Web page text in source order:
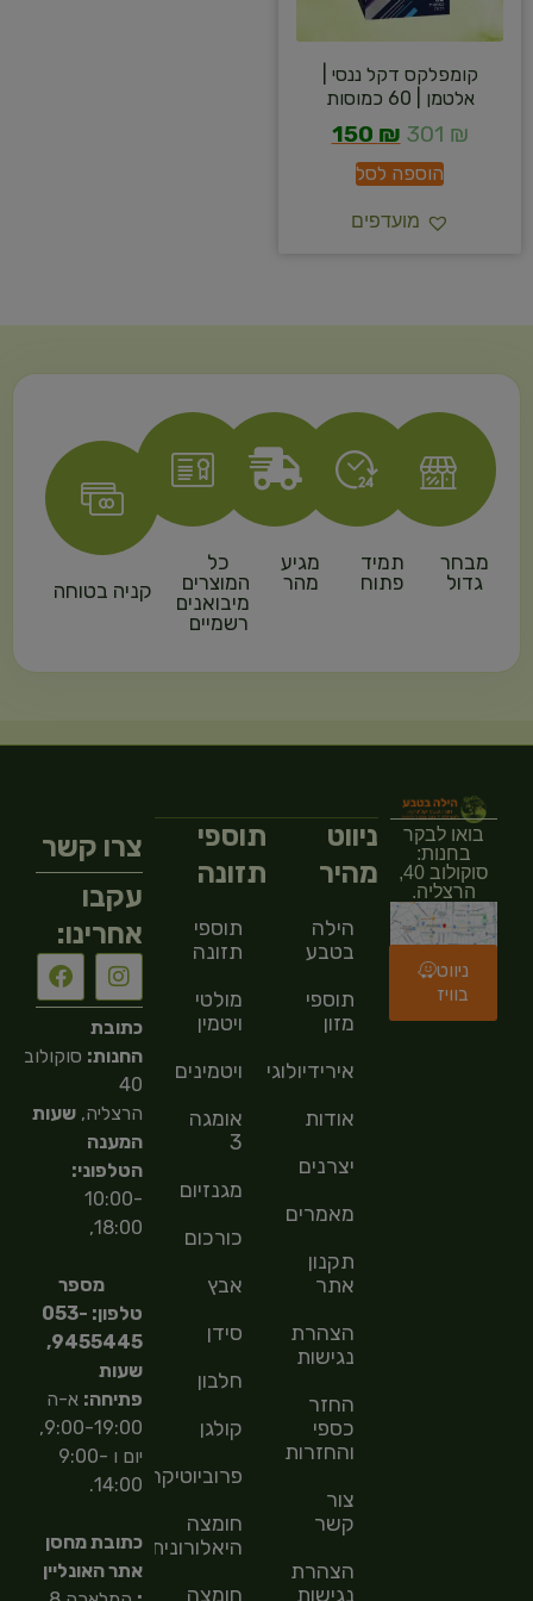
קומפלקס דקל ננסי |
אלטמן | 60 כמוסות
301 ₪
150 ₪
הוספה לסל
מועדפים
מבחר
גדול
תמיד
פתוח
מגיע
מהר
כל
המוצרים
מיבואנים
רשמיים
קניה בטוחה
בואו לבקר
בחנות:
סוקולוב 40,
הרצליה.
ניווט
בוויז
ניווט
מהיר
הילה
בטבע
תוספי
מזון
אירידיולוגיה
אודות
יצרנים
מאמרים
תקנון
אתר
הצהרת
נגישות
החזר
כספי
והחזרות
צור
קשר
הצהרת
נגישות
תוספי
תזונה
תוספי
תזונה
מולטי
ויטמין
ויטמינים
אומגה
3
מגנזיום
כורכום
אבץ
סידן
חלבון
קולגן
פרוביוטיקה
חומצה
היאלורונית
חומצה
צרו קשר
עקבו
אחרינו:
כתובת
החנות: סוקולוב
40
הרצליה,שעות
המענה
הטלפוני:
10:00-
18:00,
מספר
טלפון: 053-
9455445,
שעות
פתיחה: א-ה
9:00-19:00,
יום ו 9:00-
14:00.
כתובת מחסן
אתר האונליין